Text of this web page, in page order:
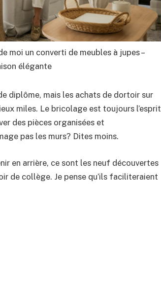
moi un converti de meubles à jupes –
élégante
diplôme, mais les achats de dortoir sur
miles. Le bricolage est toujours l’esprit
des pièces organisées et
pas les murs? Dites moins.
en arrière, ce sont les neuf découvertes
de collège. Je pense qu’ils faciliteraient